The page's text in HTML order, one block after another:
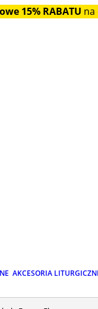
15% RABATU na
AKCESORIA